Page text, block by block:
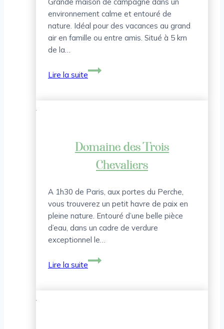
environnement calme et entouré de
nature. Idéal pour des vacances au grand
air en famille ou entre amis. Situé à 5 km
de la…
Lire la suite
Gîtes
de
Domaine des Trois
Chevaliers
A 1h30 de Paris, aux portes du Perche,
vous trouverez un petit havre de paix en
pleine nature. Entouré d’une belle pièce
d’eau, dans un cadre de verdure
exceptionnel le…
Lire la suite
Domaine
des